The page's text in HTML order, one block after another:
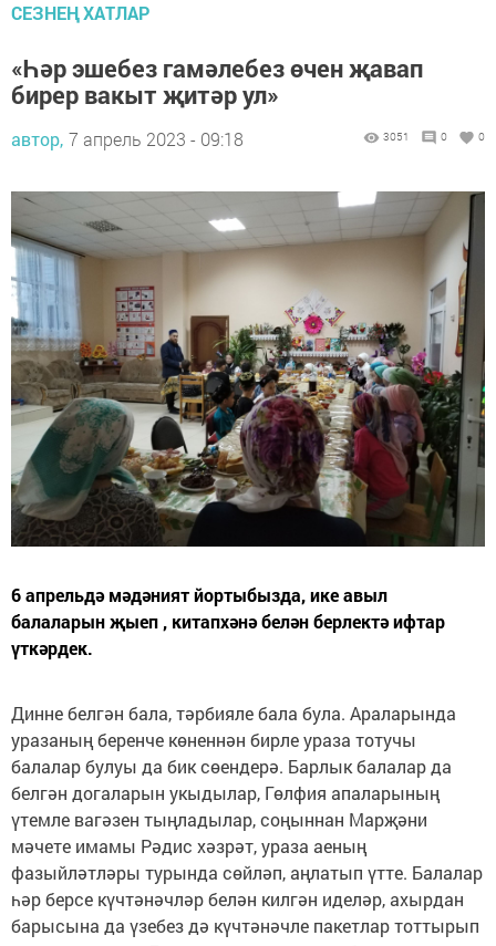
СЕЗНЕҢ ХАТЛАР
«Һәр эшебез гамәлебез өчен җавап
бирер вакыт җитәр ул»
автор, 7 апрель 2023 - 09:18 3051 0 0
6 апрельдә мәдәният йортыбызда, ике авыл
балаларын җыеп , китапхәнә белән берлектә ифтар
үткәрдек.
Динне белгән бала, тәрбияле бала була. Араларында
уразаның беренче көненнән бирле ураза тотучы
балалар булуы да бик сөендерә. Барлык балалар да
белгән догаларын укыдылар, Гөлфия апаларының
үтемле вагәзен тыңладылар, соңыннан Марҗәни
мәчете имамы Рәдис хәзрәт, ураза аеның
фазыйләтләры турында сөйләп, аңлатып үтте. Балалар
һәр берсе күчтәнәчләр белән килгән иделәр, ахырдан
барысына да үзебез дә күчтәнәчле пакетлар тоттырып